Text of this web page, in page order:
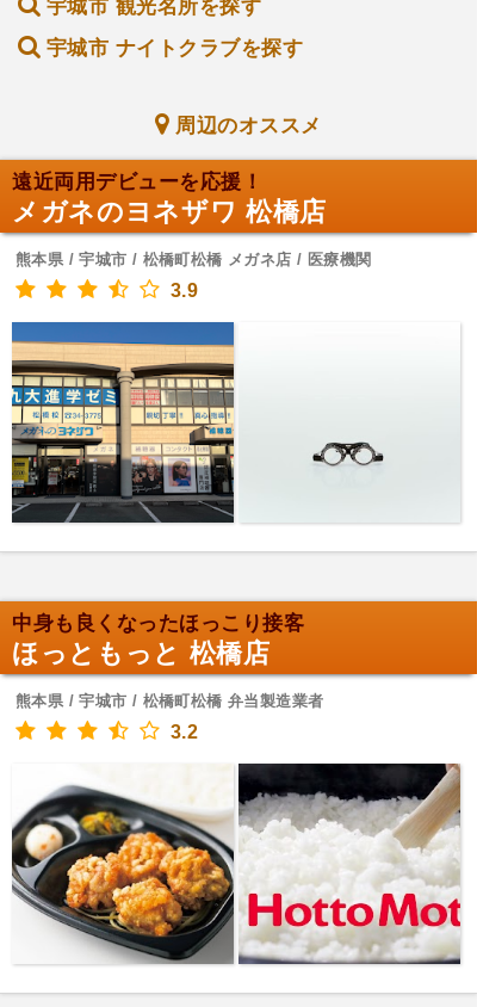
宇城市 観光名所を探す
宇城市 ナイトクラブを探す
周辺のオススメ
遠近両用デビューを応援！
メガネのヨネザワ 松橋店
熊本県 / 宇城市 / 松橋町松橋 メガネ店 / 医療機関
3.9
中身も良くなったほっこり接客
ほっともっと 松橋店
熊本県 / 宇城市 / 松橋町松橋 弁当製造業者
3.2